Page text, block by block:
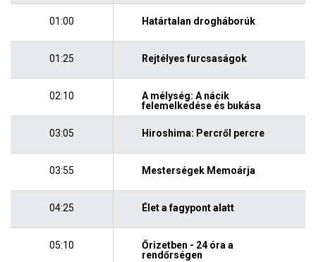
01:00 Határtalan drogháborúk
01:25 Rejtélyes furcsaságok
02:10
A mélység: A nácik
felemelkedése és bukása
03:05 Hiroshima: Percről percre
03:55 Mesterségek Memoárja
04:25 Élet a fagypont alatt
05:10
Őrizetben - 24 óra a
rendőrségen